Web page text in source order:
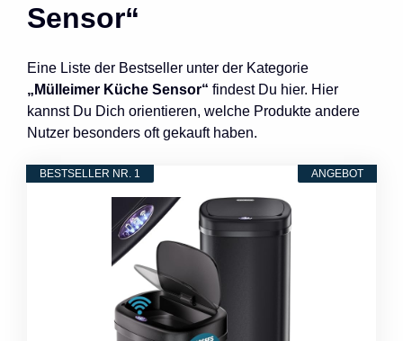
Sensor“
Eine Liste der Bestseller unter der Kategorie
„Mülleimer Küche Sensor“ findest Du hier. Hier
kannst Du Dich orientieren, welche Produkte andere
Nutzer besonders oft gekauft haben.
ANGEBOT
BESTSELLER NR. 1